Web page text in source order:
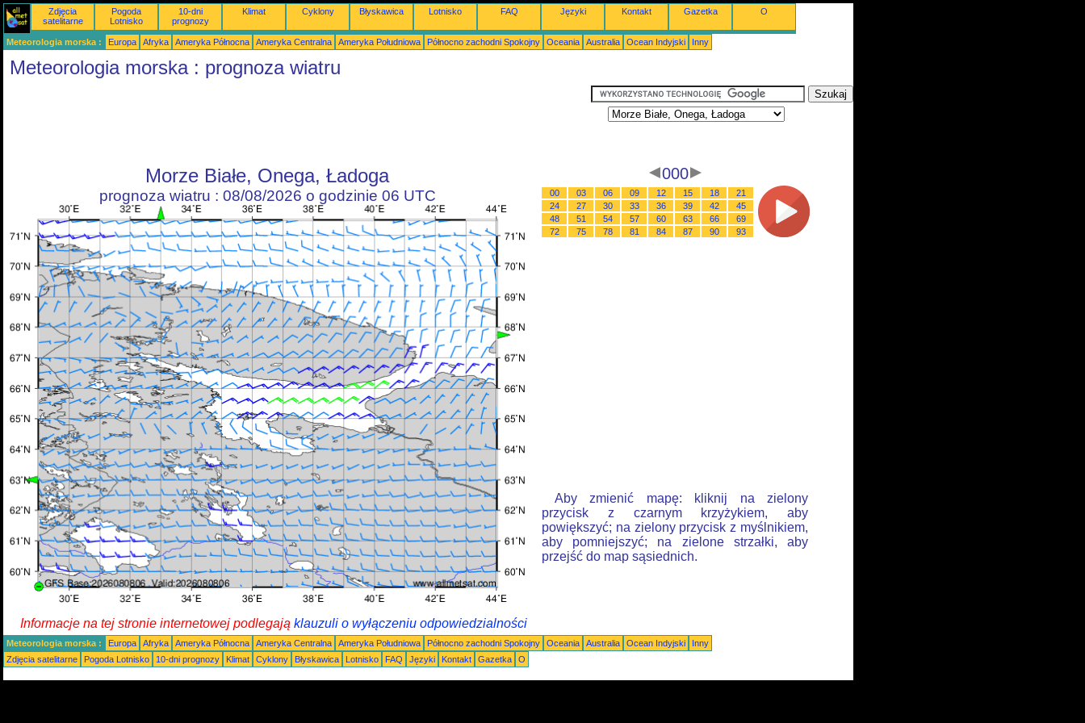
Zdjęcia
satelitarne
Pogoda
Lotnisko
10-dni
prognozy
Klimat Cyklony Błyskawica Lotnisko FAQ Języki Kontakt Gazetka O
Meteorologia morska : Europa Afryka Ameryka Północna Ameryka Centralna Ameryka Południowa Północno zachodni Spokojny Oceania Australia Ocean Indyjski Inny
Meteorologia morska : prognoza wiatru
Morze Białe, Onega, Ładoga
prognoza wiatru : 08/08/2026 o godzinie 06 UTC
000
00 03 06 09 12 15 18
21
24
27 30 33 36 39 42
45
48
51 54 57 60 63 66
69
72
75 78 81 84 87 90 93
Aby zmienić mapę: kliknij na zielony
przycisk z czarnym krzyżykiem, aby
powiększyć; na zielony przycisk z myślnikiem,
aby pomniejszyć; na zielone strzałki, aby
przejść do map sąsiednich.
Informacje na tej stronie internetowej podlegają klauzuli o wyłączeniu odpowiedzialności
Meteorologia morska : Europa Afryka Ameryka Północna Ameryka Centralna Ameryka Południowa Północno zachodni Spokojny Oceania Australia Ocean Indyjski
Inny
Zdjęcia satelitarne
Pogoda Lotnisko 10-dni prognozy Klimat Cyklony Błyskawica Lotnisko FAQ Języki Kontakt Gazetka O